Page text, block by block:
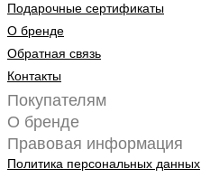
Подарочные сертификаты
О бренде
Обратная связь
Контакты
Покупателям
О бренде
Правовая информация
Политика персональных данных